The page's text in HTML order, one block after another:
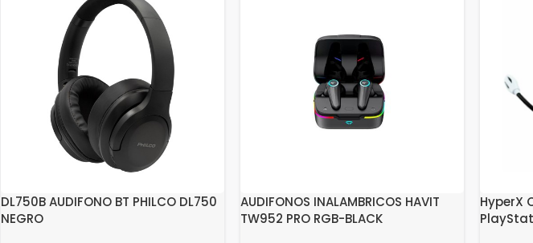
DL750B AUDIFONO BT PHILCO DL750
NEGRO
AUDIFONOS INALAMBRICOS HAVIT
TW952 PRO RGB-BLACK
HyperX